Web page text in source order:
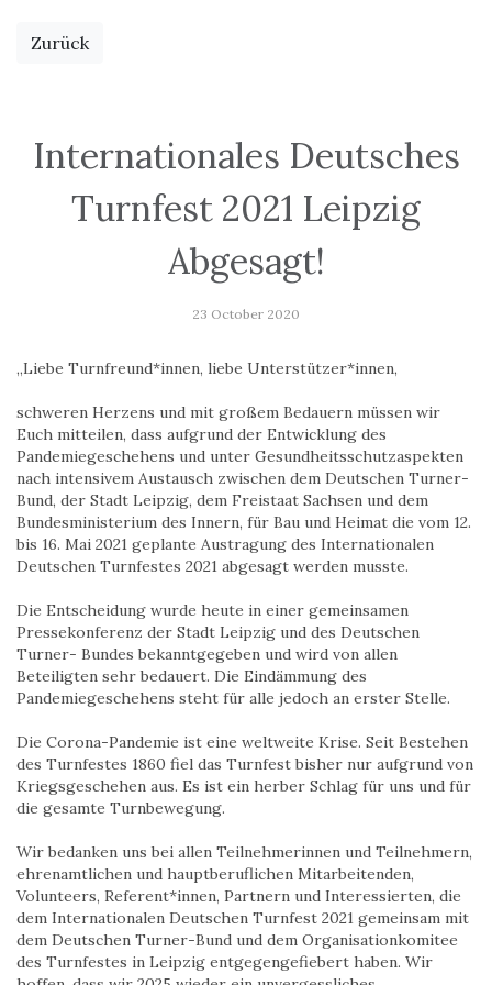
Zurück
Internationales Deutsches
Turnfest 2021 Leipzig
Abgesagt!
23 October 2020
„Liebe Turnfreund*innen, liebe Unterstützer*innen,
schweren Herzens und mit großem Bedauern müssen wir
Euch mitteilen, dass aufgrund der Entwicklung des
Pandemiegeschehens und unter Gesundheitsschutzaspekten
nach intensivem Austausch zwischen dem Deutschen Turner-
Bund, der Stadt Leipzig, dem Freistaat Sachsen und dem
Bundesministerium des Innern, für Bau und Heimat die vom 12.
bis 16. Mai 2021 geplante Austragung des Internationalen
Deutschen Turnfestes 2021 abgesagt werden musste.
Die Entscheidung wurde heute in einer gemeinsamen
Pressekonferenz der Stadt Leipzig und des Deutschen
Turner- Bundes bekanntgegeben und wird von allen
Beteiligten sehr bedauert. Die Eindämmung des
Pandemiegeschehens steht für alle jedoch an erster Stelle.
Die Corona-Pandemie ist eine weltweite Krise. Seit Bestehen
des Turnfestes 1860 fiel das Turnfest bisher nur aufgrund von
Kriegsgeschehen aus. Es ist ein herber Schlag für uns und für
die gesamte Turnbewegung.
Wir bedanken uns bei allen Teilnehmerinnen und Teilnehmern,
ehrenamtlichen und hauptberuflichen Mitarbeitenden,
Volunteers, Referent*innen, Partnern und Interessierten, die
dem Internationalen Deutschen Turnfest 2021 gemeinsam mit
dem Deutschen Turner-Bund und dem Organisationkomitee
des Turnfestes in Leipzig entgegengefiebert haben. Wir